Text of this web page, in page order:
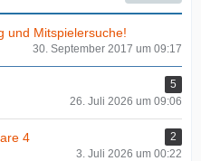
und Mitspielersuche!
30. September 2017 um 09:17
5
26. Juli 2026 um 09:06
4
2
3. Juli 2026 um 00:22